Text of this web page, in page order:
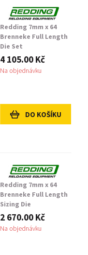
Redding 7mm x 64
Brenneke Full Length
Die Set
4 105.00 Kč
Na objednávku
DO KOŠÍKU
Redding 7mm x 64
Brenneke Full Length
Sizing Die
2 670.00 Kč
Na objednávku